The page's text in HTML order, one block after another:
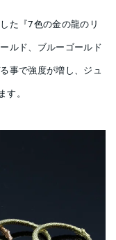
た『7色の金の龍のリ
ルド、ブルーゴールド
事で強度が増し、ジュ
。